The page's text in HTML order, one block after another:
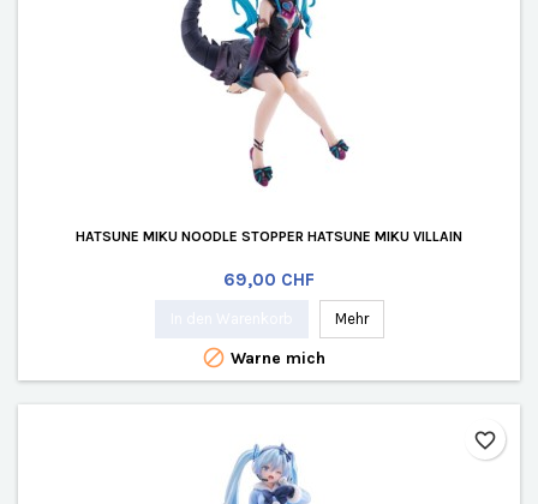
HATSUNE MIKU NOODLE STOPPER HATSUNE MIKU VILLAIN
Preis
69,00 CHF
Mehr
 Warne mich
favorite_border